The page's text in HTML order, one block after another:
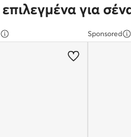
για
Sponsored